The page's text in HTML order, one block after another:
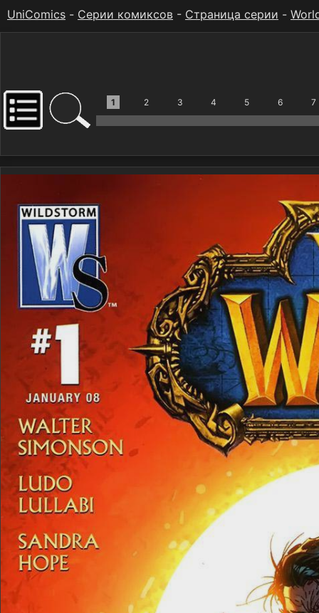
UniComics - Серии комиксов - Страница серии -
1 2 3 4 5 6 7